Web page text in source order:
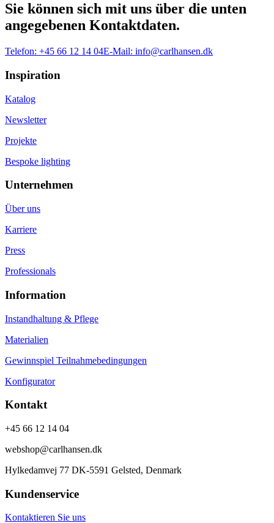
Sie können sich mit uns über die unten
angegebenen Kontaktdaten.
Telefon: +45 66 12 14 04E-Mail: info@carlhansen.dk
Inspiration
Katalog
Newsletter
Projekte
Bespoke lighting
Unternehmen
Über uns
Karriere
Press
Professionals
Information
Instandhaltung & Pflege
Materialien
Gewinnspiel Teilnahmebedingungen
Konfigurator
Kontakt
+45 66 12 14 04
webshop@carlhansen.dk
Hylkedamvej 77 DK-5591 Gelsted, Denmark
Kundenservice
Kontaktieren Sie uns